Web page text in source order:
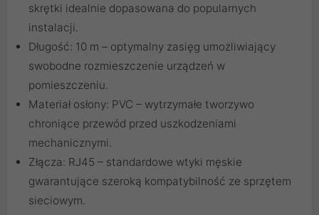
skrętki idealnie dopasowana do popularnych
instalacji.
Długość: 10 m – optymalny zasięg umożliwiający
swobodne rozmieszczenie urządzeń w
pomieszczeniu.
Materiał osłony: PVC – wytrzymałe tworzywo
chroniące przewód przed uszkodzeniami
mechanicznymi.
Złącza: RJ45 – standardowe wtyki męskie
gwarantujące szeroką kompatybilność ze sprzętem
sieciowym.